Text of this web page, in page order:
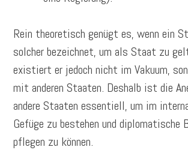
Rein theoretisch genügt es, wenn ein
solcher bezeichnet, um als Staat zu
existiert er jedoch nicht im Vakuum,
mit anderen Staaten. Deshalb ist die
andere Staaten essentiell, um im
Gefüge zu bestehen und diplomatische
pflegen zu können.